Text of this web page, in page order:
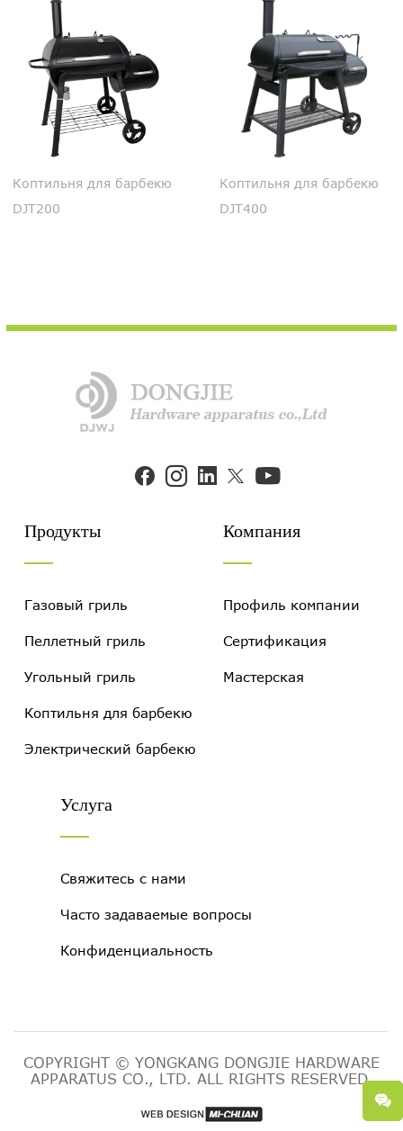
Коптильня для барбекю
DJT200
Коптильня для барбекю
DJT400
 
Продукты
Газовый гриль
Пеллетный гриль
Угольный гриль
Коптильня для барбекю
Электрический барбекю
Компания
Профиль компании
Сертификация
Мастерская
Услуга
Свяжитесь с нами
Часто задаваемые вопросы
Конфиденциальность
COPYRIGHT © YONGKANG DONGJIE HARDWARE
APPARATUS CO., LTD. ALL RIGHTS RESERVED.